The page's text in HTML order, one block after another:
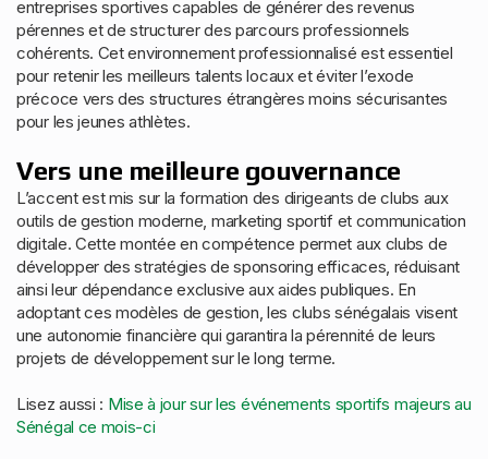
entreprises sportives capables de générer des revenus
pérennes et de structurer des parcours professionnels
cohérents. Cet environnement professionnalisé est essentiel
pour retenir les meilleurs talents locaux et éviter l’exode
précoce vers des structures étrangères moins sécurisantes
pour les jeunes athlètes.
Vers une meilleure gouvernance
L’accent est mis sur la formation des dirigeants de clubs aux
outils de gestion moderne, marketing sportif et communication
digitale. Cette montée en compétence permet aux clubs de
développer des stratégies de sponsoring efficaces, réduisant
ainsi leur dépendance exclusive aux aides publiques. En
adoptant ces modèles de gestion, les clubs sénégalais visent
une autonomie financière qui garantira la pérennité de leurs
projets de développement sur le long terme.
Lisez aussi : Mise à jour sur les événements sportifs majeurs au
Sénégal ce mois-ci